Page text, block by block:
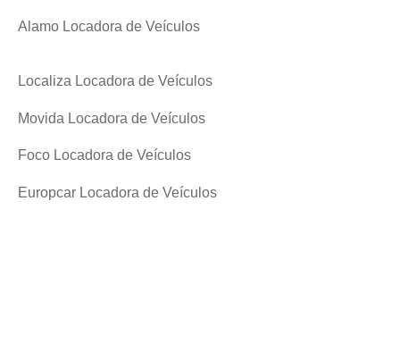
Alamo Locadora de Veículos
Localiza Locadora de Veículos
Movida Locadora de Veículos
Foco Locadora de Veículos
Europcar Locadora de Veículos